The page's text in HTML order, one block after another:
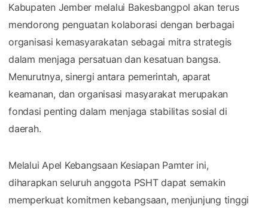
Kabupaten Jember melalui Bakesbangpol akan terus
mendorong penguatan kolaborasi dengan berbagai
organisasi kemasyarakatan sebagai mitra strategis
dalam menjaga persatuan dan kesatuan bangsa.
Menurutnya, sinergi antara pemerintah, aparat
keamanan, dan organisasi masyarakat merupakan
fondasi penting dalam menjaga stabilitas sosial di
daerah.
Melalui Apel Kebangsaan Kesiapan Pamter ini,
diharapkan seluruh anggota PSHT dapat semakin
memperkuat komitmen kebangsaan, menjunjung tinggi